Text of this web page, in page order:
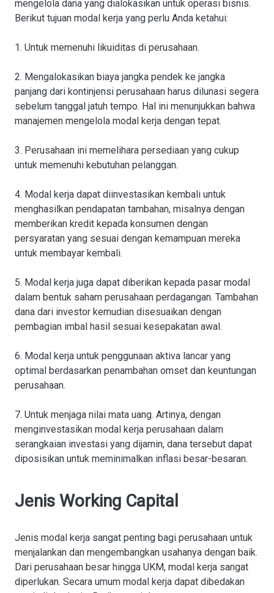
mengelola dana yang dialokasikan untuk operasi bisnis.
Berikut tujuan modal kerja yang perlu Anda ketahui:
1. Untuk memenuhi likuiditas di perusahaan.
2. Mengalokasikan biaya jangka pendek ke jangka
panjang dari kontinjensi perusahaan harus dilunasi segera
sebelum tanggal jatuh tempo. Hal ini menunjukkan bahwa
manajemen mengelola modal kerja dengan tepat.
3. Perusahaan ini memelihara persediaan yang cukup
untuk memenuhi kebutuhan pelanggan.
4. Modal kerja dapat diinvestasikan kembali untuk
menghasilkan pendapatan tambahan, misalnya dengan
memberikan kredit kepada konsumen dengan
persyaratan yang sesuai dengan kemampuan mereka
untuk membayar kembali.
5. Modal kerja juga dapat diberikan kepada pasar modal
dalam bentuk saham perusahaan perdagangan. Tambahan
dana dari investor kemudian disesuaikan dengan
pembagian imbal hasil sesuai kesepakatan awal.
6. Modal kerja untuk penggunaan aktiva lancar yang
optimal berdasarkan penambahan omset dan keuntungan
perusahaan.
7. Untuk menjaga nilai mata uang. Artinya, dengan
menginvestasikan modal kerja perusahaan dalam
serangkaian investasi yang dijamin, dana tersebut dapat
diposisikan untuk meminimalkan inflasi besar-besaran.
Jenis Working Capital
Jenis modal kerja sangat penting bagi perusahaan untuk
menjalankan dan mengembangkan usahanya dengan baik.
Dari perusahaan besar hingga UKM, modal kerja sangat
diperlukan. Secara umum modal kerja dapat dibedakan